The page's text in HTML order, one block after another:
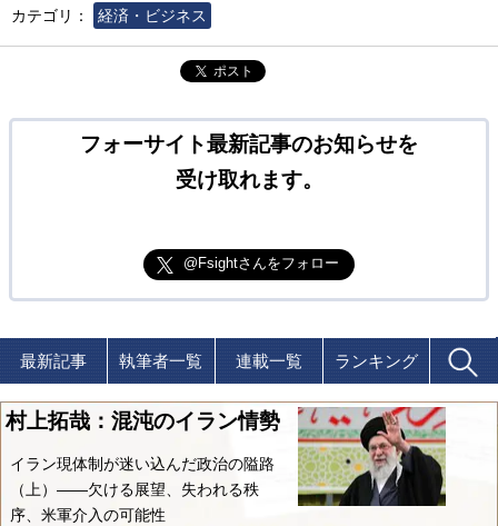
カテゴリ： 経済・ビジネス
ポスト
フォーサイト最新記事のお知らせを
受け取れます。
@Fsightさんをフォロー
最新記事 執筆者一覧 連載一覧 ランキング
村上拓哉：混沌のイラン情勢
イラン現体制が迷い込んだ政治の隘路
（上）――欠ける展望、失われる秩
序、米軍介入の可能性